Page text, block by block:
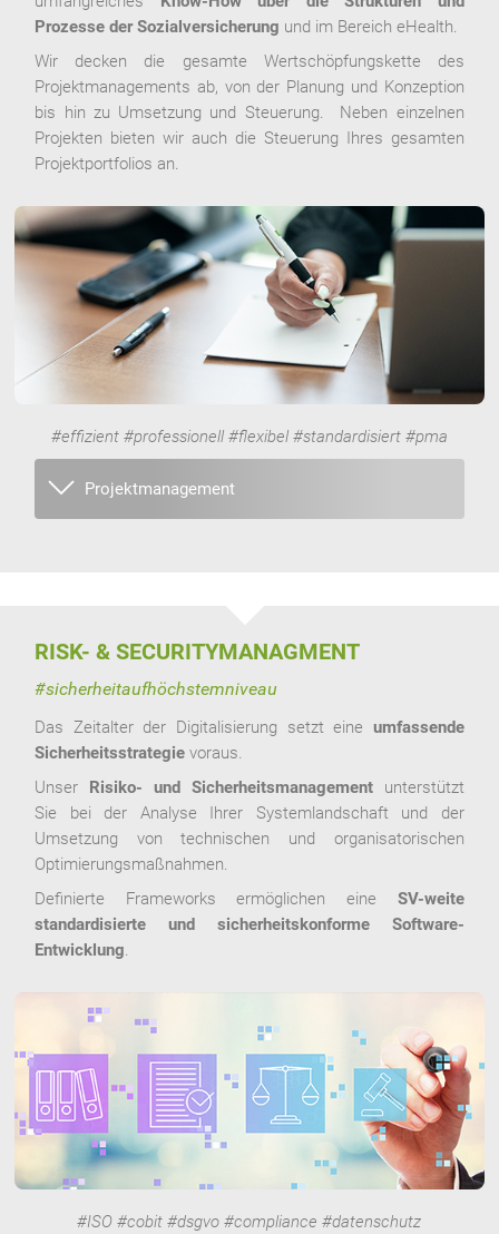
Prozesse der Sozialversicherung und im Bereich eHealth.
Wir decken die gesamte Wertschöpfungskette des
Projektmanagements ab, von der Planung und Konzeption
bis hin zu Umsetzung und Steuerung. Neben einzelnen
Projekten bieten wir auch die Steuerung Ihres gesamten
Projektportfolios an.
#effizient #professionell #flexibel #standardisiert #pma
Projektmanagement
RISK- & SECURITYMANAGMENT
#sicherheitaufhöchstemniveau
Das Zeitalter der Digitalisierung setzt eine umfassende
Sicherheitsstrategie voraus.
Unser Risiko- und Sicherheitsmanagementunterstützt
Sie bei der Analyse Ihrer Systemlandschaft und der
Umsetzung von technischen und organisatorischen
Optimierungsmaßnahmen.
Definierte Frameworks ermöglichen eine SV-weite
standardisierte und sicherheitskonforme Software-
Entwicklung.
#ISO #cobit #dsgvo #compliance #datenschutz